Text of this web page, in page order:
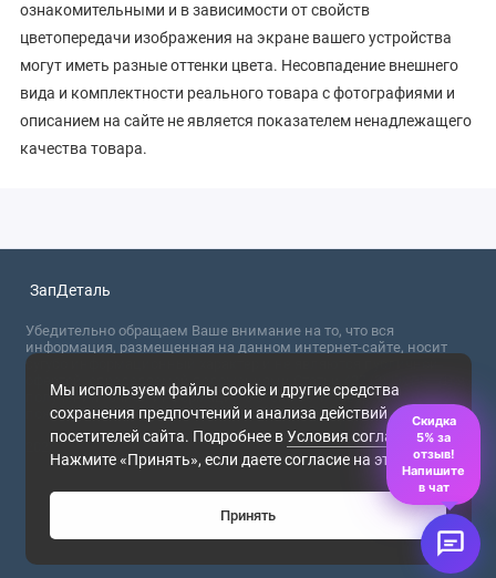
ознакомительными и в зависимости от свойств
цветопередачи изображения на экране вашего устройства
могут иметь разные оттенки цвета. Несовпадение внешнего
вида и комплектности реального товара с фотографиями и
описанием на сайте не является показателем ненадлежащего
качества товара.
Мы используем файлы cookie и другие средства
сохранения предпочтений и анализа действий
посетителей сайта. Подробнее вУсловия соглашения.
Нажмите «Принять», если даете согласие на это.
Принять
ЗапДеталь
Убедительно обращаем Ваше внимание на то, что вся
информация, размещенная на данном интернет-сайте, носит
сугубо информационный характер и не являются публичной
офертой, определяемой положениями Статьи 437 (2) ГК РФ. Для
получения точной информации о стоимости товаров,
пожалуйста, обращайтесь в ближайший офис продаж.
2026
Скидка
5% за
отзыв!
Напишите
в чат